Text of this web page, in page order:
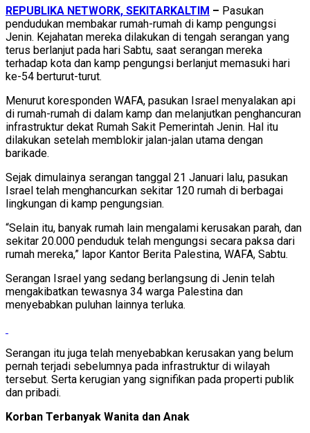
REPUBLIKA NETWORK, SEKITARKALTIM – Pasukan
pendudukan membakar rumah-rumah di kamp pengungsi
Jenin. Kejahatan mereka dilakukan di tengah serangan yang
terus berlanjut pada hari Sabtu, saat serangan mereka
terhadap kota dan kamp pengungsi berlanjut memasuki hari
ke-54 berturut-turut.
Menurut koresponden WAFA, pasukan Israel menyalakan api
di rumah-rumah di dalam kamp dan melanjutkan penghancuran
infrastruktur dekat Rumah Sakit Pemerintah Jenin. Hal itu
dilakukan setelah memblokir jalan-jalan utama dengan
barikade.
Sejak dimulainya serangan tanggal 21 Januari lalu, pasukan
Israel telah menghancurkan sekitar 120 rumah di berbagai
lingkungan di kamp pengungsian.
“Selain itu, banyak rumah lain mengalami kerusakan parah, dan
sekitar 20.000 penduduk telah mengungsi secara paksa dari
rumah mereka,” lapor Kantor Berita Palestina, WAFA, Sabtu.
Serangan Israel yang sedang berlangsung di Jenin telah
mengakibatkan tewasnya 34 warga Palestina dan
menyebabkan puluhan lainnya terluka.
Serangan itu juga telah menyebabkan kerusakan yang belum
pernah terjadi sebelumnya pada infrastruktur di wilayah
tersebut. Serta kerugian yang signifikan pada properti publik
dan pribadi.
Korban Terbanyak Wanita dan Anak